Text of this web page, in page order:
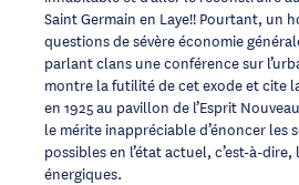
Saint Germain en Laye!! Pourtant, un
questions de sévère économie
parlant clans une conférence sur
montre la futilité de cet exode et cite
en 1925 au pavillon de l’Esprit
le mérite inappréciable d’énoncer les
possibles en l’état actuel, c’est-à-dire,
énergiques.